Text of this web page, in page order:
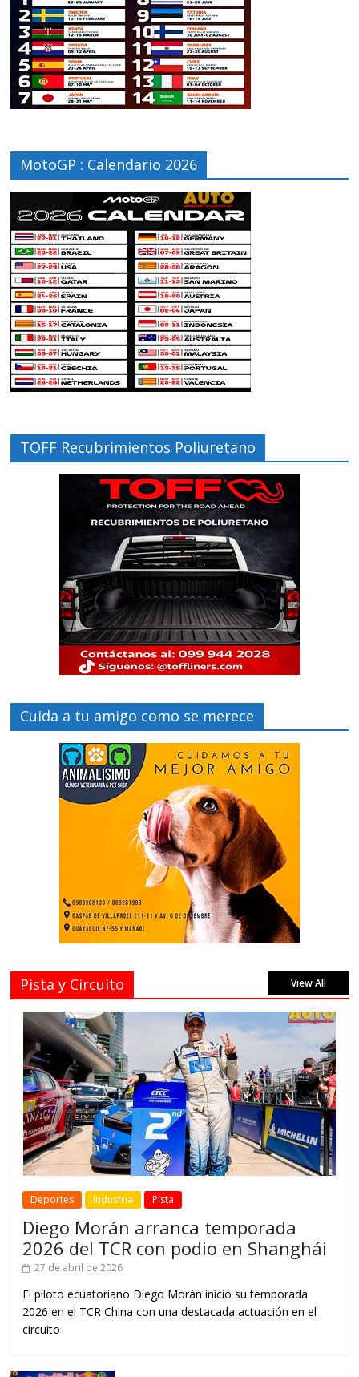
MotoGP : Calendario 2026
TOFF Recubrimientos Poliuretano
Cuida a tu amigo como se merece
Pista y Circuito View All
Deportes Industria Pista
Diego Morán arranca temporada
2026 del TCR con podio en Shanghái
27 de abril de 2026
El piloto ecuatoriano Diego Morán inició su temporada
2026 en el TCR China con una destacada actuación en el
circuito